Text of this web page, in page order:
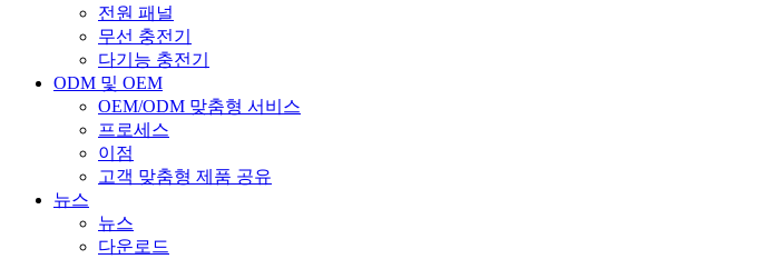
전원 패널
무선 충전기
다기능 충전기
ODM 및 OEM
OEM/ODM 맞춤형 서비스
프로세스
이점
고객 맞춤형 제품 공유
뉴스
뉴스
다운로드